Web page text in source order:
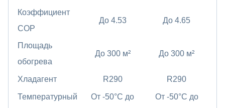
Коэффициент
COP
До 4.53 До 4.65
Площадь
обогрева
До 300 м² До 300 м²
Хладагент R290 R290
Температурный
От -50°C до
От -50°C до